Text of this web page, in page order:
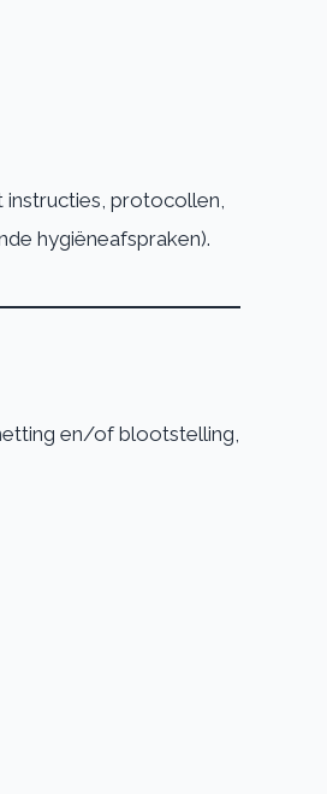
instructies, protocollen,
hygiëneafspraken).
en/of blootstelling,